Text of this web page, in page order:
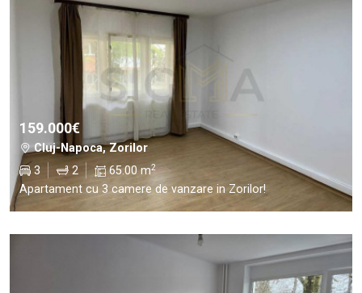
159.000€
Cluj-Napoca, Zorilor
3
2 65.00 m2
Apartament cu 3 camere de vanzare in Zorilor!